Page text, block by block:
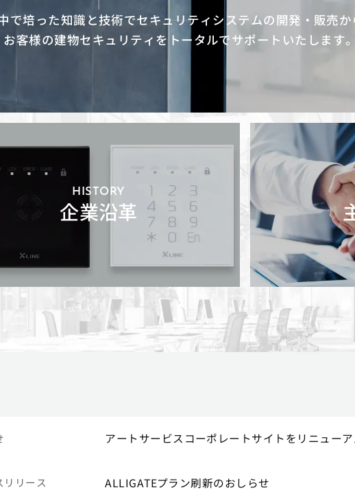
で培った知識と技術でセキュリティシステムの開発・販売か
客様の建物セキュリティをトータルでサポートいたします。
HISTORY
企業沿革
アートサービスコーポレートサイトをリニュー
リリース ALLIGATEプラン刷新のおしらせ